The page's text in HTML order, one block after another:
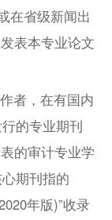
在省级新闻出
表本专业论文
者，在有国内
的专业期刊
的审计专业学
期刊指的
年版)”收录